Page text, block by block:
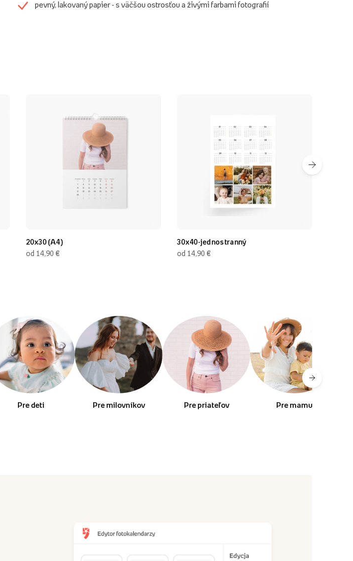
pevný, lakovaný papier - s väčšou ostrosťou a živými farbami fotografií
20x30 (A4)
od 14,90 €
30x40-jednostranný
od 14,90 €
Pre deti Pre milovníkov Pre priateľov Pre mamu